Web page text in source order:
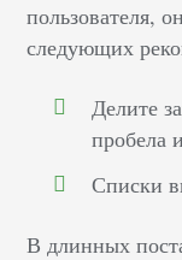
пользователя,
следующих
Делите
пробела
Списки
В длинных